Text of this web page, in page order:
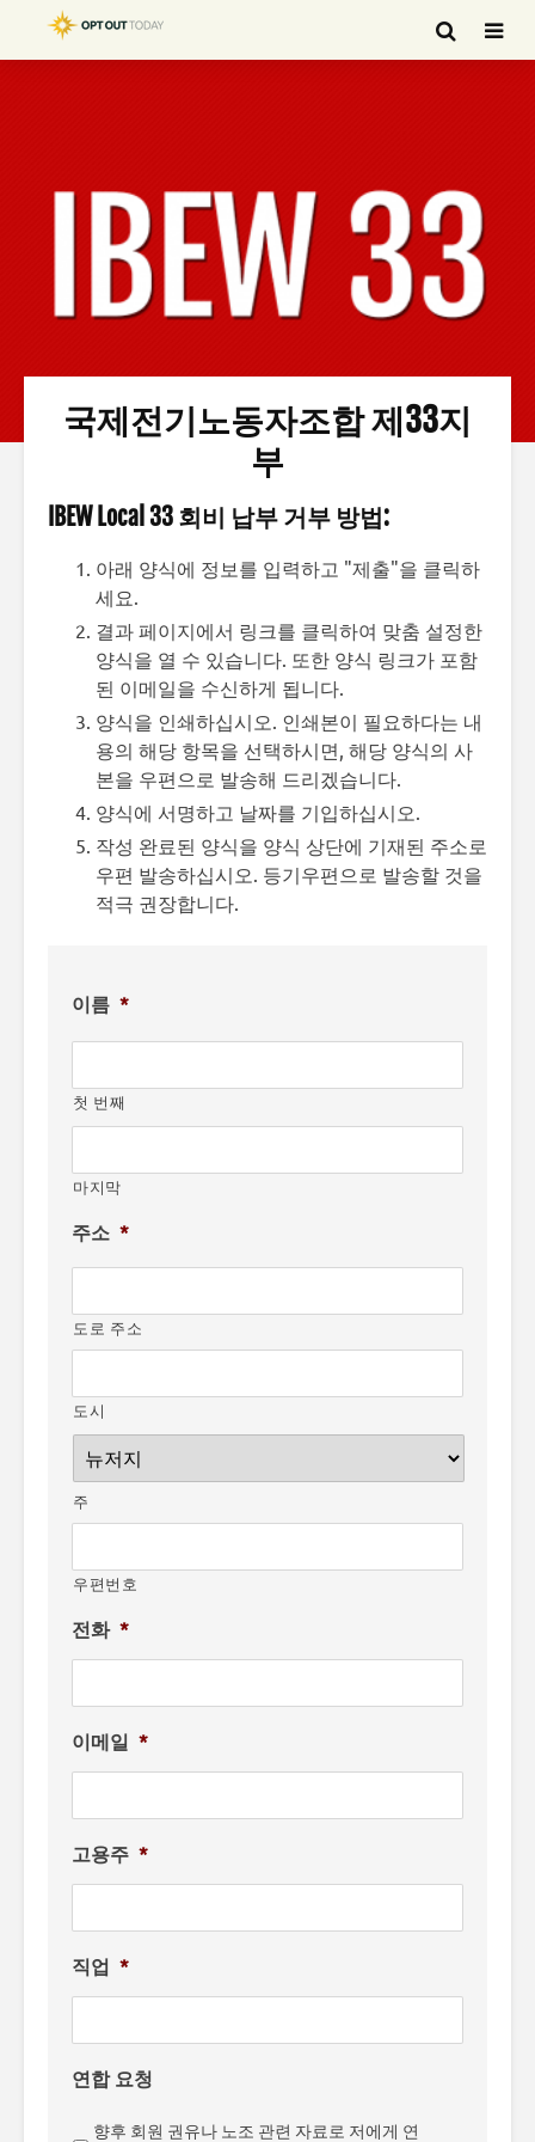
국제전기노동자조합 제33지
부
IBEW Local 33 회비 납부 거부 방법:
아래 양식에 정보를 입력하고 "제출"을 클릭하
세요.
결과 페이지에서 링크를 클릭하여 맞춤 설정한
양식을 열 수 있습니다. 또한 양식 링크가 포함
된 이메일을 수신하게 됩니다.
양식을 인쇄하십시오. 인쇄본이 필요하다는 내
용의 해당 항목을 선택하시면, 해당 양식의 사
본을 우편으로 발송해 드리겠습니다.
양식에 서명하고 날짜를 기입하십시오.
작성 완료된 양식을 양식 상단에 기재된 주소로
우편 발송하십시오. 등기우편으로 발송할 것을
적극 권장합니다.
이름 *
첫 번째
마지막
주소 *
도로 주소
도시
주
우편번호
전화 *
이메일 *
고용주 *
직업 *
연합 요청
향후 회원 권유나 노조 관련 자료로 저에게 연